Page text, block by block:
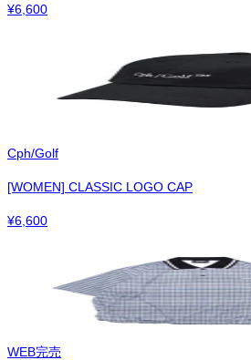
¥6,600
Cph/Golf
[WOMEN] CLASSIC LOGO CAP
¥6,600
WEB完売